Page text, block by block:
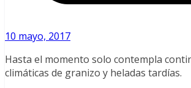
10 mayo, 2017
Hasta el momento solo contempla
climáticas de granizo y heladas tardías.